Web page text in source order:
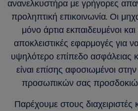
ανανελκυστήρα με γρήγορες
προληπτική επικοινωνία. Οι
μόνο άρτια εκπαιδευμένοι
αποκλειστικές εφαρμογές για
υψηλότερο επίπεδο ασφάλειας
είναι επίσης αφοσιωμένοι
προσωπικών σας
Παρέχουμε στους διαχειριστές